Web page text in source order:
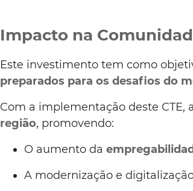
Impacto na
Este investimento tem como
preparados para os desafios do
Com a implementação deste
região, promovendo:
O aumento da
A modernização e